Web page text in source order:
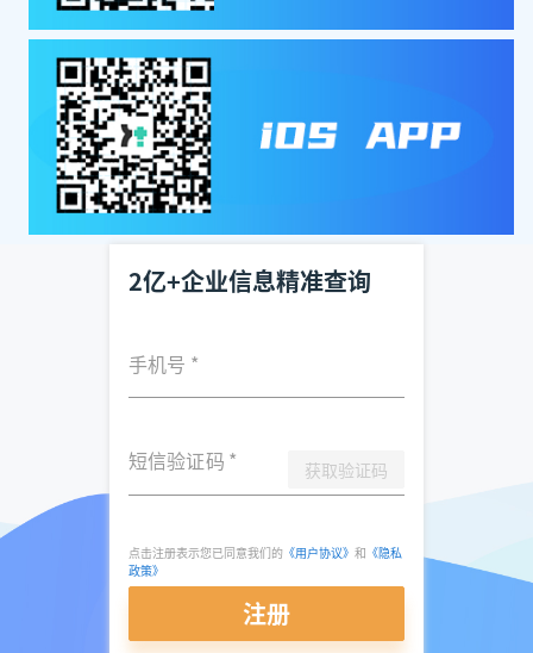
2亿+企业信息精准查询
手机号 *
短信验证码 * 获取验证码
点击注册表示您已同意我们的 《用户协议》 和 《隐私
政策》
注册